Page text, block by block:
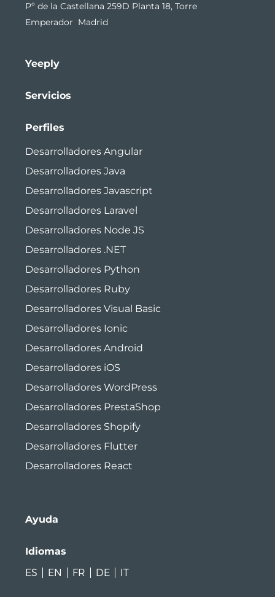
Pº de la Castellana 259D Planta 18, Torre
Emperador Madrid
Yeeply
Servicios
Perfiles
Desarrolladores Angular
Desarrolladores Java
Desarrolladores Javascript
Desarrolladores Laravel
Desarrolladores Node JS
Desarrolladores .NET
Desarrolladores Python
Desarrolladores Ruby
Desarrolladores Visual Basic
Desarrolladores Ionic
Desarrolladores Android
Desarrolladores iOS
Desarrolladores WordPress
Desarrolladores PrestaShop
Desarrolladores Shopify
Desarrolladores Flutter
Desarrolladores React
Ayuda
Idiomas
ES
EN FR DE IT